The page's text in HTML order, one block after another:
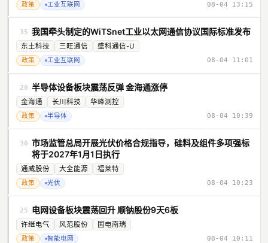
政策 工业互联网 08-04 13:15
35 我国牵头制定的WiTSnet工业以太网通信协议国际标准发布
东土科技 三旺通信 盛科通信-U
政策 工业互联网 08-04 11:01
20 半导体设备板块震荡反弹 金海通涨停
金海通 长川科技 华峰测控
政策 半导体 08-04 10:39
30 市场监管总局开展光伏价格合规指导，硅料及组件多项强标
将于2027年1月1日执行
通威股份 大全能源 福莱特
政策 光伏 08-04 10:23
25 电网设备板块震荡回升 顺钠股份9天6板
许继电气 风范股份 国电南瑞
政策 智能电网 08-04 10:11